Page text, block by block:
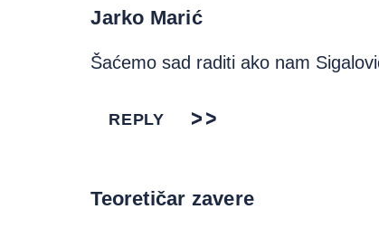
Jarko Marić
Šaćemo sad raditi ako nam
REPLY
Teoretičar zavere